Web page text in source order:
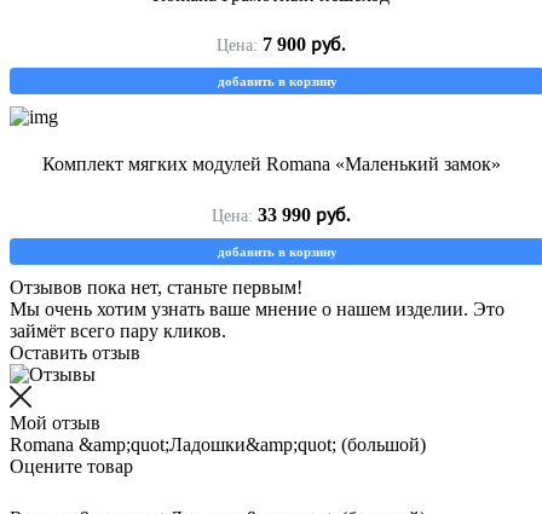
Цена: 7 900 руб.
добавить в корзину
Комплект мягких модулей Romana «Маленький замок»
Цена: 33 990 руб.
добавить в корзину
Отзывов пока нет, станьте первым!
Мы очень хотим узнать ваше мнение о нашем изделии. Это
займёт всего пару кликов.
Оставить отзыв
Мой отзыв
Romana &amp;quot;Ладошки&amp;quot; (большой)
Оцените товар